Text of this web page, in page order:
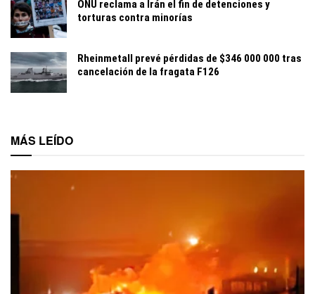
ONU reclama a Irán el fin de detenciones y
torturas contra minorías
Rheinmetall prevé pérdidas de $346 000 000 tras
cancelación de la fragata F126
MÁS LEÍDO